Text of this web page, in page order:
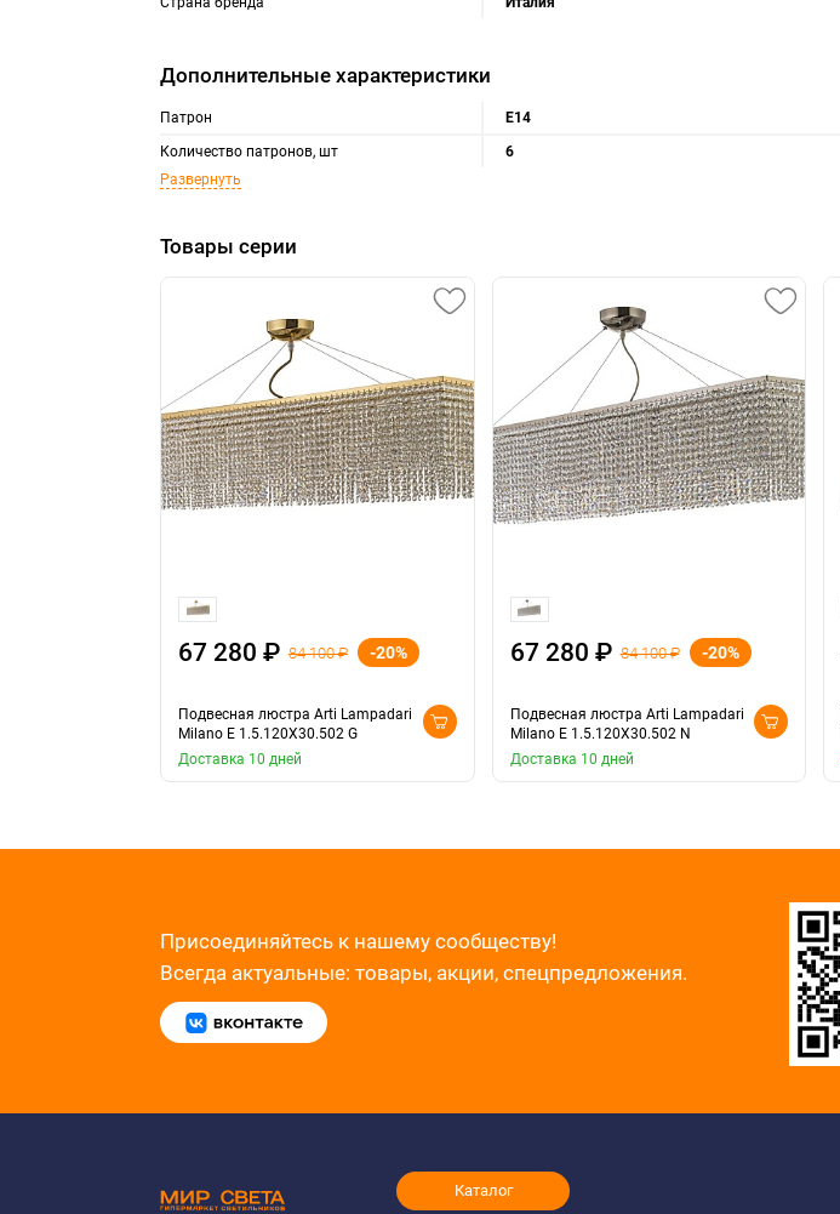
Дополнительные характеристики
Патрон
Е14
Количество патронов, шт
6
Развернуть
Товары серии
67 280 ₽ 84 100 ₽ -20%
Подвесная люстра Arti Lampadari
Milano E 1.5.120X30.502 G
Доставка 10 дней
67 280 ₽ 84 100 ₽ -20%
Подвесная люстра Arti Lampadari
Milano E 1.5.120X30.502 N
Доставка 10 дней
Присоединяйтесь к нашему сообществу!
Всегда актуальные: товары, акции, спецпредложения.
Каталог